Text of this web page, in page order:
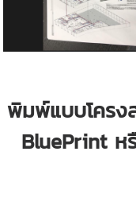
พิมพ์แบบโคร
BluePrint ห